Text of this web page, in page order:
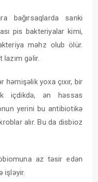
bağırsaqlarda sanki
pis bakteriyalar kimi,
məhz olub ölür.
lazım gəlir.
yoxa çıxır, bir
içdikdə, ən həssas
yerini bu antibiotikə
alır. Bu da disbioz
az təsir edən
işləyir.